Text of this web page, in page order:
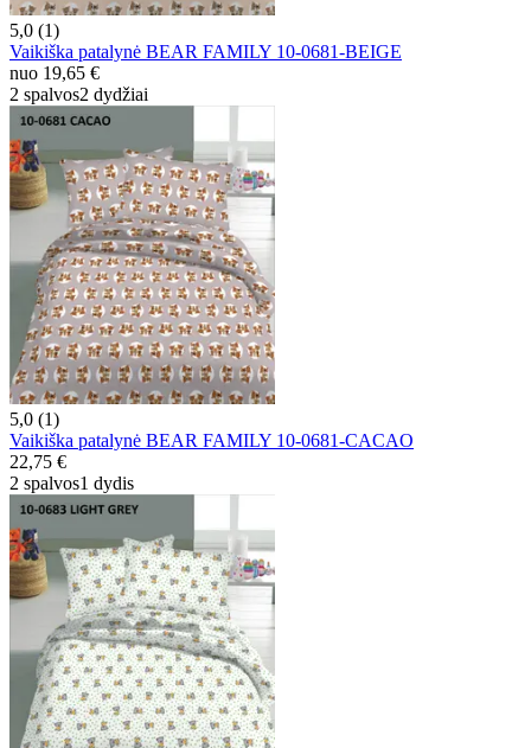
5,0 (1)
Vaikiška patalynė BEAR FAMILY 10-0681-BEIGE
nuo 19,65 €
2 spalvos2 dydžiai
5,0 (1)
Vaikiška patalynė BEAR FAMILY 10-0681-CACAO
22,75 €
2 spalvos1 dydis